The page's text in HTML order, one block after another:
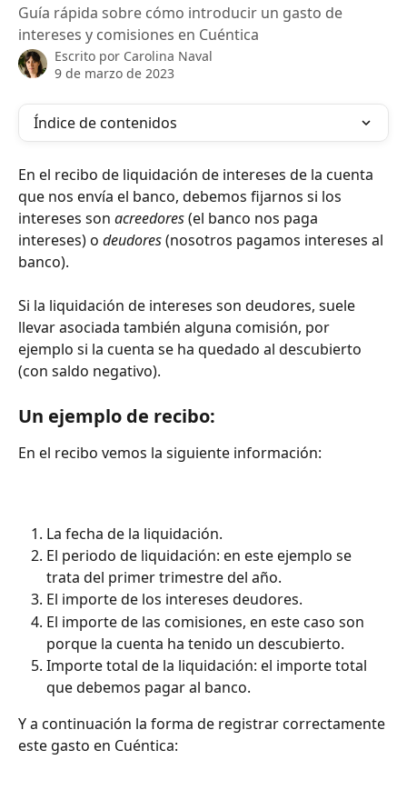
Guía rápida sobre cómo introducir un gasto de
intereses y comisiones en Cuéntica
Escrito por Carolina Naval
9 de marzo de 2023
Índice de contenidos
En el recibo de liquidación de intereses de la cuenta
que nos envía el banco, debemos fijarnos si los
intereses son acreedores (el banco nos paga
intereses) o deudores (nosotros pagamos intereses al
banco).
Si la liquidación de intereses son deudores, suele
llevar asociada también alguna comisión, por
ejemplo si la cuenta se ha quedado al descubierto
(con saldo negativo).
Un ejemplo de recibo:
En el recibo vemos la siguiente información:
La fecha de la liquidación.
El periodo de liquidación: en este ejemplo se
trata del primer trimestre del año.
El importe de los intereses deudores.
El importe de las comisiones, en este caso son
porque la cuenta ha tenido un descubierto.
Importe total de la liquidación: el importe total
que debemos pagar al banco.
Y a continuación la forma de registrar correctamente
este gasto en Cuéntica: